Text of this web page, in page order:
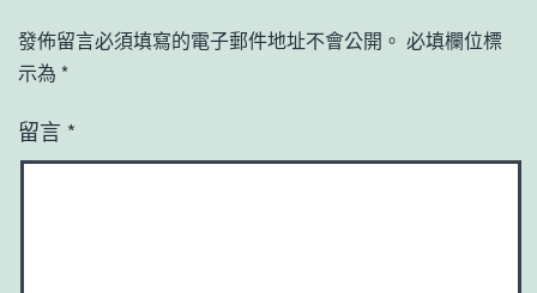
發佈留言必須填寫的電子郵件地址不會公開。 必填欄位標
示為 *
留言 *